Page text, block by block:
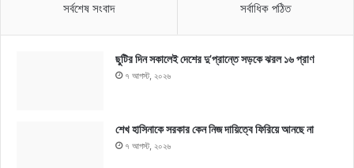
সর্বশেষ সংবাদ সর্বাধিক পঠিত
ছুটির দিন সকালেই দেশের দু’প্রান্তে সড়কে ঝরল ১৬ প্রাণ
৭ আগস্ট, ২০২৬
শেখ হাসিনাকে সরকার কেন নিজ দায়িত্বে ফিরিয়ে আনছে না
৭ আগস্ট, ২০২৬